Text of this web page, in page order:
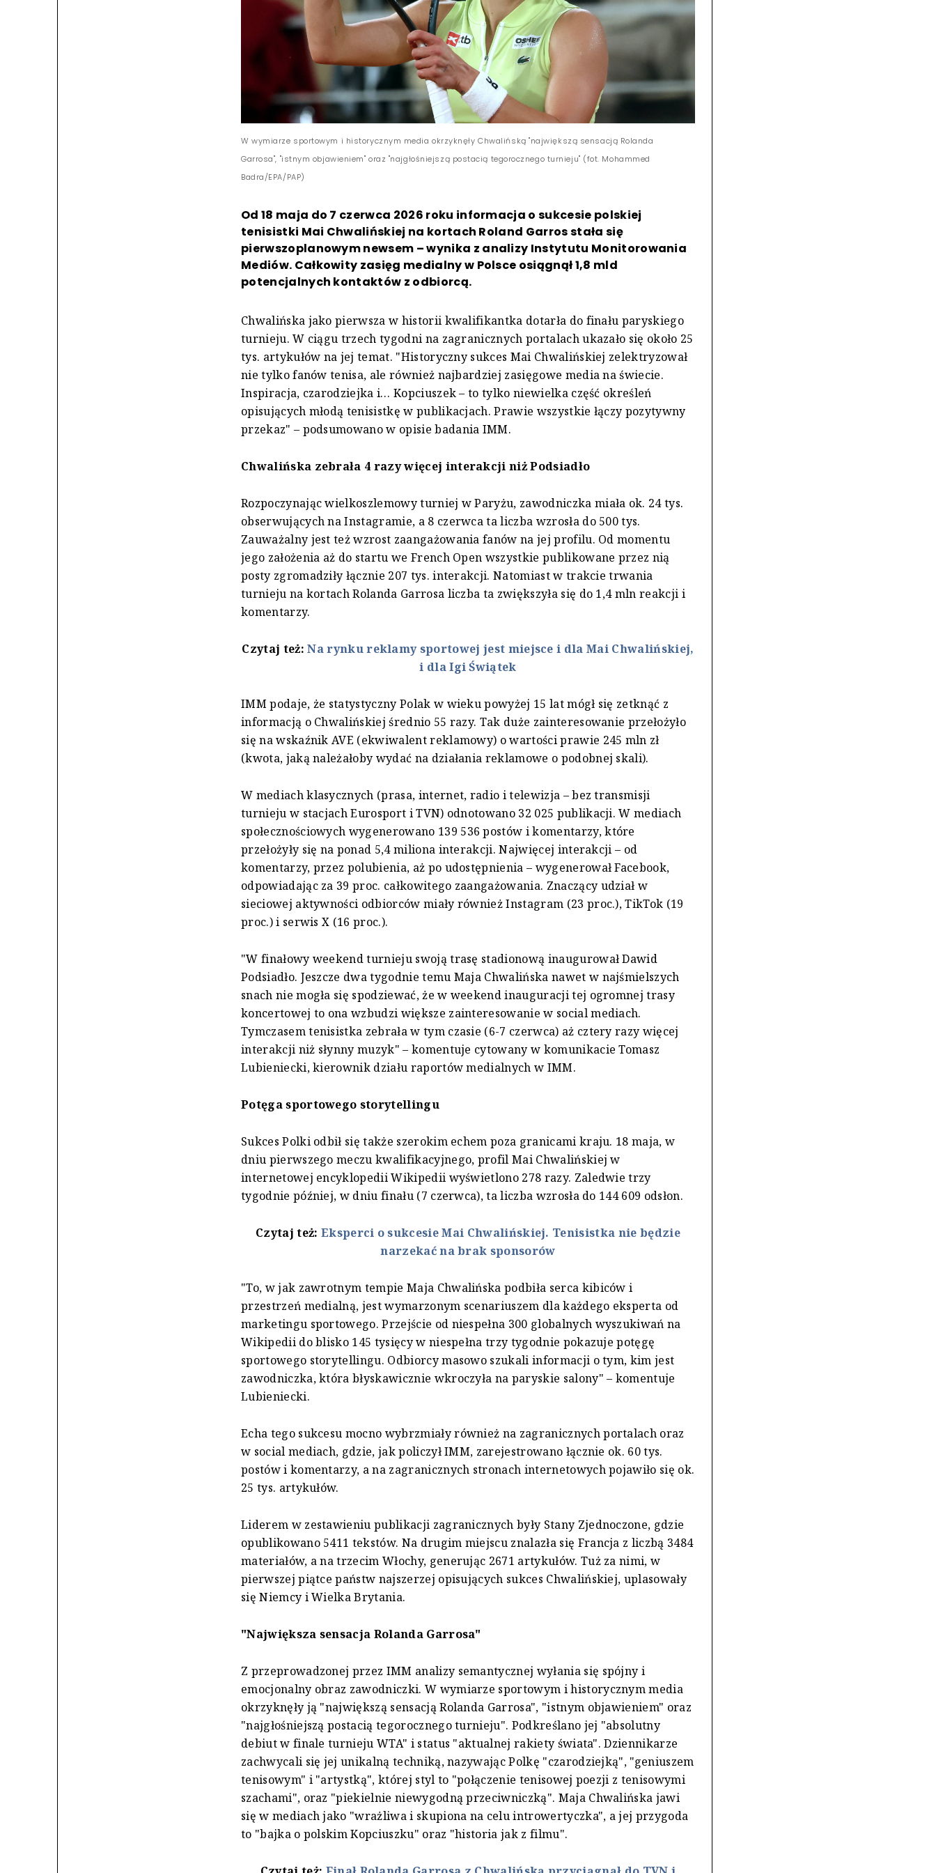
W wymiarze sportowym i historycznym media okrzyknęły Chwalińską "największą sensacją Rolanda
Garrosa", "istnym objawieniem" oraz "najgłośniejszą postacią tegorocznego turnieju" (fot. Mohammed
Badra/EPA/PAP)
Od 18 maja do 7 czerwca 2026 roku informacja o sukcesie polskiej
tenisistki Mai Chwalińskiej na kortach Roland Garros stała się
pierwszoplanowym newsem – wynika z analizy Instytutu Monitorowania
Mediów. Całkowity zasięg medialny w Polsce osiągnął 1,8 mld
potencjalnych kontaktów z odbiorcą.
Chwalińska jako pierwsza w historii kwalifikantka dotarła do finału paryskiego
turnieju. W ciągu trzech tygodni na zagranicznych portalach ukazało się około 25
tys. artykułów na jej temat. "Historyczny sukces Mai Chwalińskiej zelektryzował
nie tylko fanów tenisa, ale również najbardziej zasięgowe media na świecie.
Inspiracja, czarodziejka i… Kopciuszek – to tylko niewielka część określeń
opisujących młodą tenisistkę w publikacjach. Prawie wszystkie łączy pozytywny
przekaz" – podsumowano w opisie badania IMM.
Chwalińska zebrała 4 razy więcej interakcji niż Podsiadło
Rozpoczynając wielkoszlemowy turniej w Paryżu, zawodniczka miała ok. 24 tys.
obserwujących na Instagramie, a 8 czerwca ta liczba wzrosła do 500 tys.
Zauważalny jest też wzrost zaangażowania fanów na jej profilu. Od momentu
jego założenia aż do startu we French Open wszystkie publikowane przez nią
posty zgromadziły łącznie 207 tys. interakcji. Natomiast w trakcie trwania
turnieju na kortach Rolanda Garrosa liczba ta zwiększyła się do 1,4 mln reakcji i
komentarzy.
Czytaj też:Na rynku reklamy sportowej jest miejsce i dla Mai Chwalińskiej,
i dla Igi Świątek
IMM podaje, że statystyczny Polak w wieku powyżej 15 lat mógł się zetknąć z
informacją o Chwalińskiej średnio 55 razy. Tak duże zainteresowanie przełożyło
się na wskaźnik AVE (ekwiwalent reklamowy) o wartości prawie 245 mln zł
(kwota, jaką należałoby wydać na działania reklamowe o podobnej skali).
W mediach klasycznych (prasa, internet, radio i telewizja – bez transmisji
turnieju w stacjach Eurosport i TVN) odnotowano 32 025 publikacji. W mediach
społecznościowych wygenerowano 139 536 postów i komentarzy, które
przełożyły się na ponad 5,4 miliona interakcji. Najwięcej interakcji – od
komentarzy, przez polubienia, aż po udostępnienia – wygenerował Facebook,
odpowiadając za 39 proc. całkowitego zaangażowania. Znaczący udział w
sieciowej aktywności odbiorców miały również Instagram (23 proc.), TikTok (19
proc.) i serwis X (16 proc.).
"W finałowy weekend turnieju swoją trasę stadionową inaugurował Dawid
Podsiadło. Jeszcze dwa tygodnie temu Maja Chwalińska nawet w najśmielszych
snach nie mogła się spodziewać, że w weekend inauguracji tej ogromnej trasy
koncertowej to ona wzbudzi większe zainteresowanie w social mediach.
Tymczasem tenisistka zebrała w tym czasie (6-7 czerwca) aż cztery razy więcej
interakcji niż słynny muzyk" – komentuje cytowany w komunikacie Tomasz
Lubieniecki, kierownik działu raportów medialnych w IMM.
Potęga sportowego storytellingu
Sukces Polki odbił się także szerokim echem poza granicami kraju. 18 maja, w
dniu pierwszego meczu kwalifikacyjnego, profil Mai Chwalińskiej w
internetowej encyklopedii Wikipedii wyświetlono 278 razy. Zaledwie trzy
tygodnie później, w dniu finału (7 czerwca), ta liczba wzrosła do 144 609 odsłon.
Czytaj też: Eksperci o sukcesie Mai Chwalińskiej. Tenisistka nie będzie
narzekać na brak sponsorów
"To, w jak zawrotnym tempie Maja Chwalińska podbiła serca kibiców i
przestrzeń medialną, jest wymarzonym scenariuszem dla każdego eksperta od
marketingu sportowego. Przejście od niespełna 300 globalnych wyszukiwań na
Wikipedii do blisko 145 tysięcy w niespełna trzy tygodnie pokazuje potęgę
sportowego storytellingu. Odbiorcy masowo szukali informacji o tym, kim jest
zawodniczka, która błyskawicznie wkroczyła na paryskie salony" – komentuje
Lubieniecki.
Echa tego sukcesu mocno wybrzmiały również na zagranicznych portalach oraz
w social mediach, gdzie, jak policzył IMM, zarejestrowano łącznie ok. 60 tys.
postów i komentarzy, a na zagranicznych stronach internetowych pojawiło się ok.
25 tys. artykułów.
Liderem w zestawieniu publikacji zagranicznych były Stany Zjednoczone, gdzie
opublikowano 5411 tekstów. Na drugim miejscu znalazła się Francja z liczbą 3484
materiałów, a na trzecim Włochy, generując 2671 artykułów. Tuż za nimi, w
pierwszej piątce państw najszerzej opisujących sukces Chwalińskiej, uplasowały
się Niemcy i Wielka Brytania.
"Największa sensacja Rolanda Garrosa"
Z przeprowadzonej przez IMM analizy semantycznej wyłania się spójny i
emocjonalny obraz zawodniczki. W wymiarze sportowym i historycznym media
okrzyknęły ją "największą sensacją Rolanda Garrosa", "istnym objawieniem" oraz
"najgłośniejszą postacią tegorocznego turnieju". Podkreślano jej "absolutny
debiut w finale turnieju WTA" i status "aktualnej rakiety świata". Dziennikarze
zachwycali się jej unikalną techniką, nazywając Polkę "czarodziejką", "geniuszem
tenisowym" i "artystką", której styl to "połączenie tenisowej poezji z tenisowymi
szachami", oraz "piekielnie niewygodną przeciwniczką". Maja Chwalińska jawi
się w mediach jako "wrażliwa i skupiona na celu introwertyczka", a jej przygoda
to "bajka o polskim Kopciuszku" oraz "historia jak z filmu".